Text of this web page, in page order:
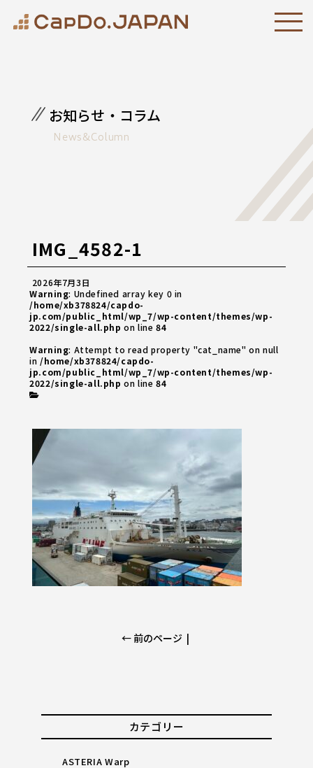
お知らせ・コラム
News&Column
IMG_4582-1
2026年7月3日
Warning: Undefined array key 0 in
/home/xb378824/capdo-
jp.com/public_html/wp_7/wp-content/themes/wp-
2022/single-all.php on line84
Warning: Attempt to read property "cat_name" on null
in/home/xb378824/capdo-
jp.com/public_html/wp_7/wp-content/themes/wp-
2022/single-all.php on line84
← 前のページ |
カテゴリー
ASTERIA Warp